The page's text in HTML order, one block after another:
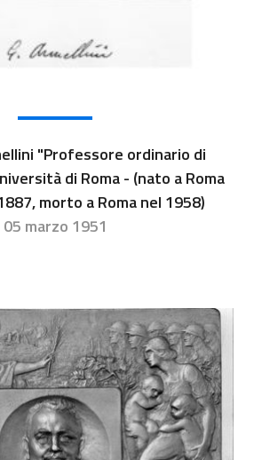
"Professore ordinario di
di Roma - (nato a Roma
morto a Roma nel 1958)
05 marzo 1951